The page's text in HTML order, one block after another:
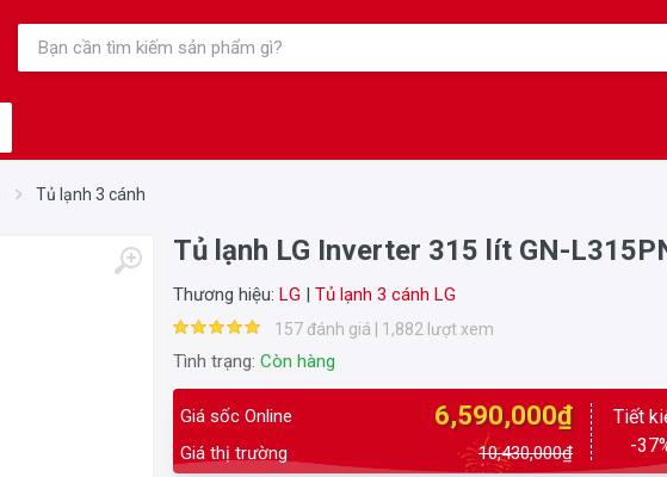
Tủ lạnh 3 cánh
Tủ lạnh LG Inverter 315 lít GN-
Thương hiệu: LG | Tủ lạnh 3 cánh LG
157 đánh giá | 1,882 lượt xem
Tình trạng: Còn hàng
Giá sốc Online 6,590,000₫
Giá thị trường 10,430,000₫
Tiết
-